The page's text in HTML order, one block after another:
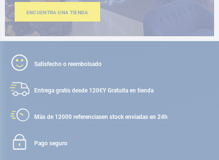
ENCUENTRA UNA TIENDA
Satisfecho o reembolsado
Entrega gratis desde 120€Y Gratuita en tienda
Más de 12000 referenciasen stock enviadas en 24h
Pago seguro